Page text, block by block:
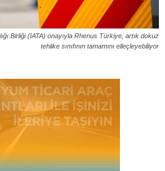
Birliği (IATA) onayıyla Rhenus Türkiye, artık dokuz
tehlike sınıfının tamamını elleçleyebiliyor